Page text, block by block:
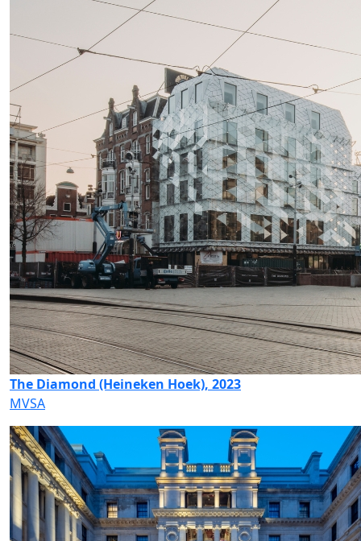
The Diamond (Heineken Hoek), 2023
MVSA